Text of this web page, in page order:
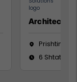
Architect
Prishtinë
6 Shtator